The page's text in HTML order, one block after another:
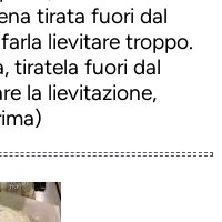
tirata fuori dal
lievitare troppo.
tiratela fuori dal
la lievitazione,